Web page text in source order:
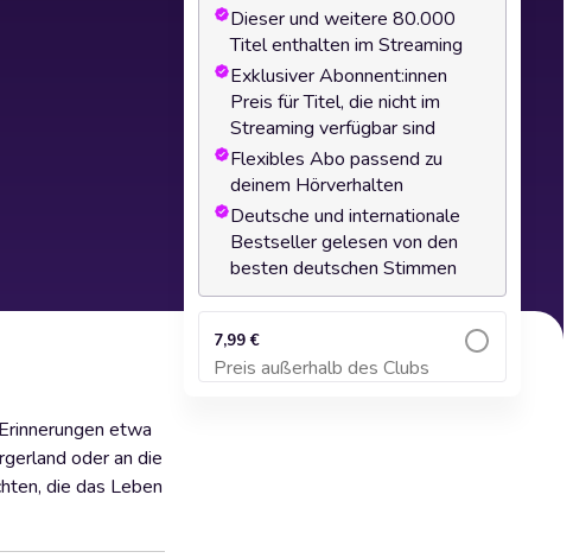
etwa
oder an die
die das Leben
Dieser und weitere 80.000
Titel enthalten im Streaming
Exklusiver Abonnent:innen
Preis für Titel, die nicht im
Streaming verfügbar sind
Flexibles Abo passend zu
deinem Hörverhalten
Deutsche und internationale
Bestseller gelesen von den
besten deutschen Stimmen
7,99 €
Preis außerhalb des Clubs
Zum Warenkorb hinzufügen